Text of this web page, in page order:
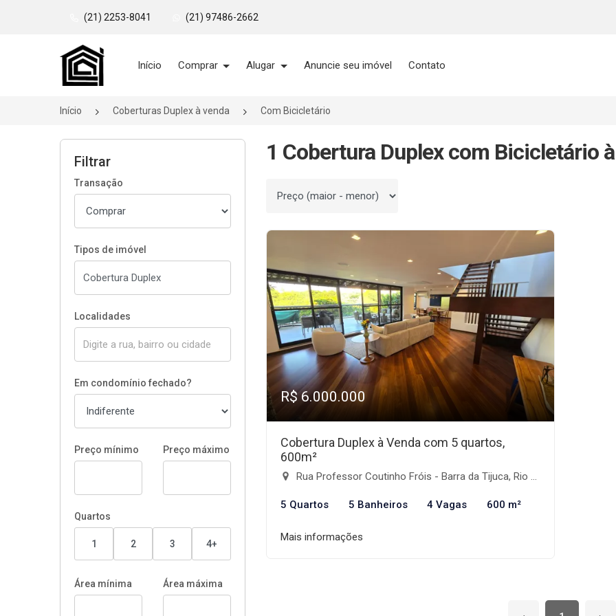
(21) 2253-8041 (21) 97486-2662
Página inicial
Início Comprar Alugar Anuncie seu imóvel Contato
Início Coberturas Duplex à venda Com Bicicletário
Filtrar
Transação
Tipos de imóvel
Localidades
Em condomínio fechado?
Preço mínimo Preço máximo
Quartos
1 2 3 4+
Área mínima Área máxima
1 Cobertura Duplex com Bicicletário
Ordenar por
R$ 6.000.000
Cobertura Duplex à Venda com 5 quartos,
600m²
Rua Professor Coutinho Fróis - Barra da Tijuca, Rio de Janeiro-RJ
5 Quartos 5 Banheiros 4 Vagas 600 m²
Mais informações